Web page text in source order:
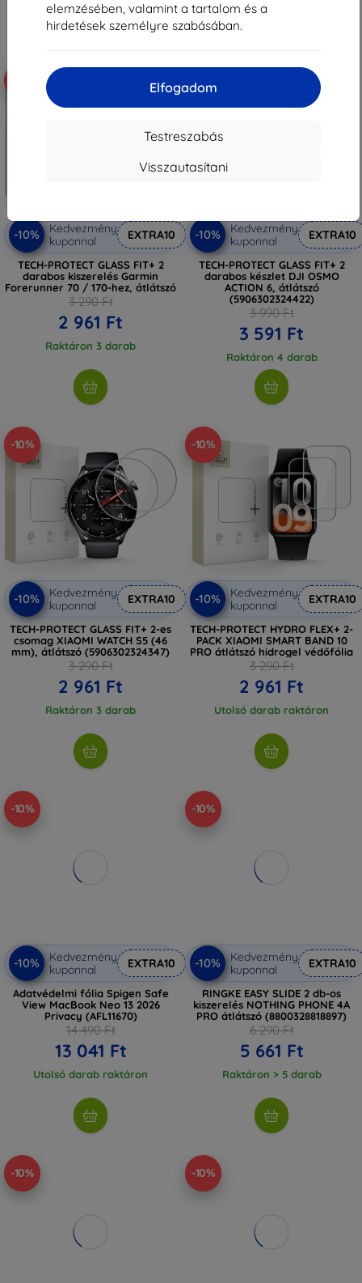
elemzésében, valamint a tartalom és a
hirdetések személyre szabásában.
Elfogadom
Testreszabás
Visszautasítani
-10%
Kedvezmény
kuponnal
EXTRA10
TECH-PROTECT GLASS FIT+ 2
darabos kiszerelés Garmin
Forerunner 70 / 170-hez, átlátszó
3 290 Ft
2 961 Ft
Raktáron 3 darab
-10%
-10%
Kedvezmény
kuponnal
EXTRA10
TECH-PROTECT GLASS FIT+ 2
darabos készlet DJI OSMO
ACTION 6, átlátszó
(5906302324422)
3 990 Ft
3 591 Ft
Raktáron 4 darab
-10%
-10%
Kedvezmény
kuponnal
EXTRA10
TECH-PROTECT GLASS FIT+ 2-es
csomag XIAOMI WATCH S5 (46
mm), átlátszó (5906302324347)
3 290 Ft
2 961 Ft
Raktáron 3 darab
-10%
-10%
Kedvezmény
kuponnal
EXTRA10
TECH-PROTECT HYDRO FLEX+ 2-
PACK XIAOMI SMART BAND 10
PRO átlátszó hidrogel védőfólia
3 290 Ft
2 961 Ft
Utolsó darab raktáron
-10%
-10%
Kedvezmény
kuponnal
EXTRA10
Adatvédelmi fólia Spigen Safe
View MacBook Neo 13 2026
Privacy (AFL11670)
14 490 Ft
13 041 Ft
Utolsó darab raktáron
-10%
-10%
Kedvezmény
kuponnal
EXTRA10
RINGKE EASY SLIDE 2 db-os
kiszerelés NOTHING PHONE 4A
PRO átlátszó (8800328818897)
6 290 Ft
5 661 Ft
Raktáron > 5 darab
-10% -10%